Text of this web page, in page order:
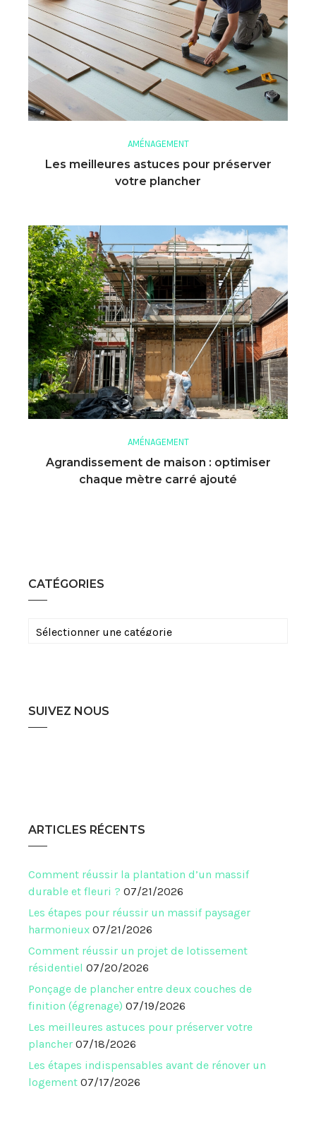
AMÉNAGEMENT
Les meilleures astuces pour préserver
votre plancher
AMÉNAGEMENT
Agrandissement de maison : optimiser
chaque mètre carré ajouté
CATÉGORIES
Catégories
SUIVEZ NOUS
ARTICLES RÉCENTS
Comment réussir la plantation d’un massif
durable et fleuri ? 07/21/2026
Les étapes pour réussir un massif paysager
harmonieux 07/21/2026
Comment réussir un projet de lotissement
résidentiel 07/20/2026
Ponçage de plancher entre deux couches de
finition (égrenage) 07/19/2026
Les meilleures astuces pour préserver votre
plancher 07/18/2026
Les étapes indispensables avant de rénover un
logement 07/17/2026